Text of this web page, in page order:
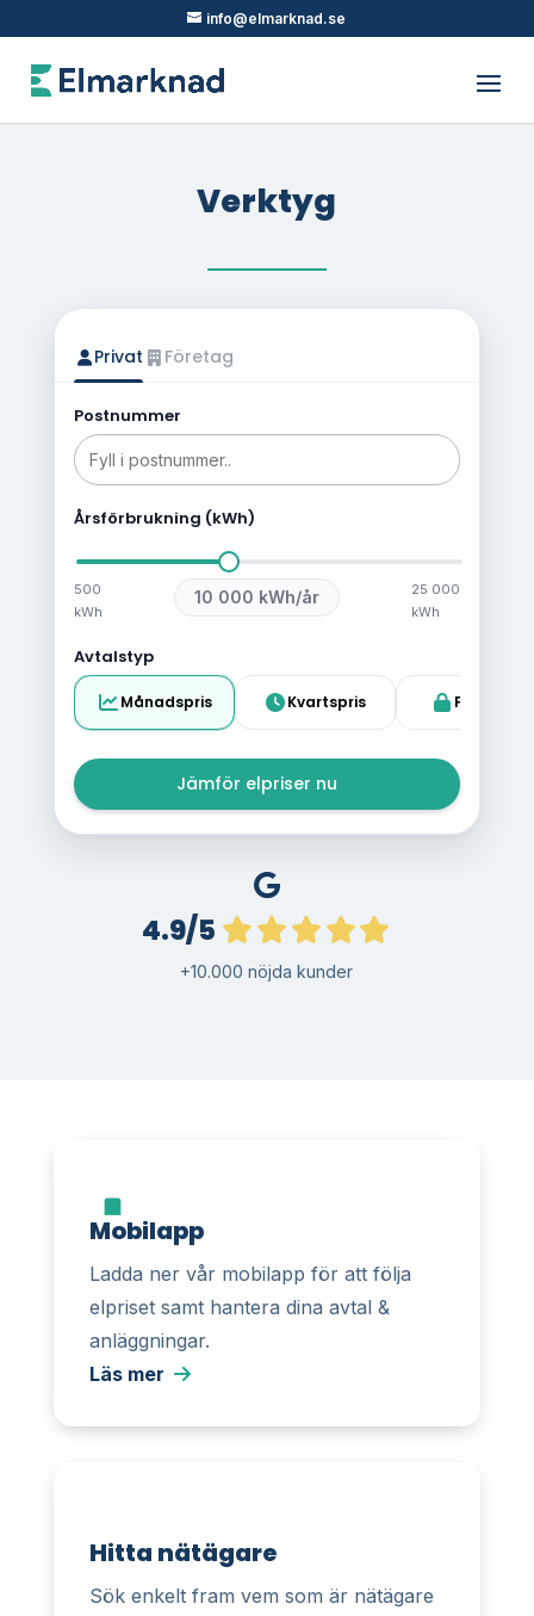
info@elmarknad.se
Verktyg
Privat Företag
Postnummer
Årsförbrukning (kWh)
500
kWh
10 000 kWh/år
25 000
kWh
Avtalstyp
Månadspris Kvartspris Fast pris
Jämför elpriser nu
4.9/5
+10.000 nöjda kunder
Mobilapp
Ladda ner vår mobilapp för att följa
elpriset samt hantera dina avtal &
anläggningar.
Läs mer
Hitta nätägare
Sök enkelt fram vem som är nätägare